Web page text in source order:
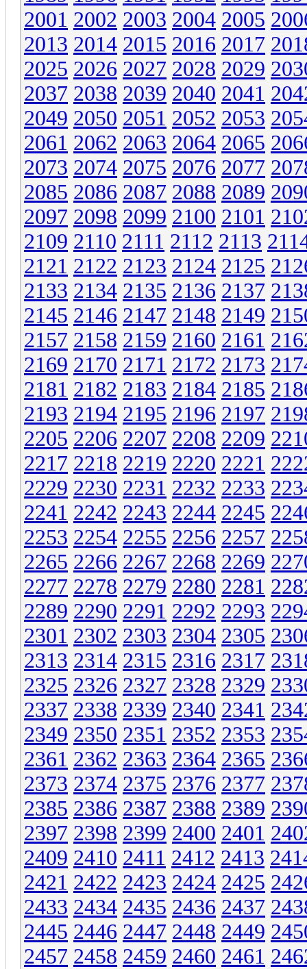
2001 2002 2003 2004 2005
2013 2014 2015 2016 2017
2025 2026 2027 2028 2029
2037 2038 2039 2040 2041
2049 2050 2051 2052 2053
2061 2062 2063 2064 2065
2073 2074 2075 2076 2077
2085 2086 2087 2088 2089
2097 2098 2099 2100 2101
2109 2110 2111 2112 2113
2121 2122 2123 2124 2125
2133 2134 2135 2136 2137
2145 2146 2147 2148 2149
2157 2158 2159 2160 2161
2169 2170 2171 2172 2173
2181 2182 2183 2184 2185
2193 2194 2195 2196 2197
2205 2206 2207 2208 2209
2217 2218 2219 2220 2221
2229 2230 2231 2232 2233
2241 2242 2243 2244 2245
2253 2254 2255 2256 2257
2265 2266 2267 2268 2269
2277 2278 2279 2280 2281
2289 2290 2291 2292 2293
2301 2302 2303 2304 2305
2313 2314 2315 2316 2317
2325 2326 2327 2328 2329
2337 2338 2339 2340 2341
2349 2350 2351 2352 2353
2361 2362 2363 2364 2365
2373 2374 2375 2376 2377
2385 2386 2387 2388 2389
2397 2398 2399 2400 2401
2409 2410 2411 2412 2413
2421 2422 2423 2424 2425
2433 2434 2435 2436 2437
2445 2446 2447 2448 2449
2457 2458 2459 2460 2461